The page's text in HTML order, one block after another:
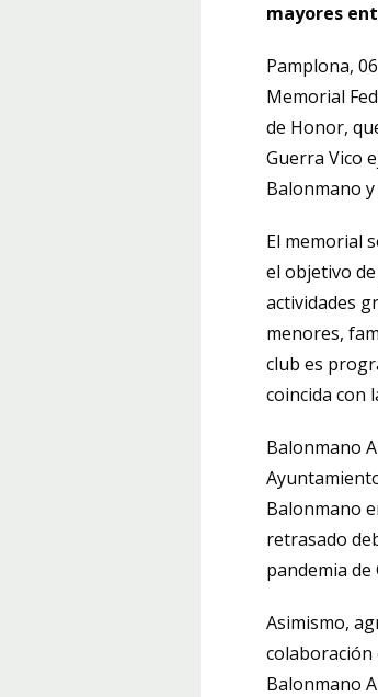
mayores
Pamplona,
Memorial
de Honor,
Guerra Vico
Balonmano
El memorial
el objetivo
actividades
menores,
club es
coincida con
Balonmano
Balonmano
retrasado
pandemia de
Asimismo,
colaboración
Balonmano